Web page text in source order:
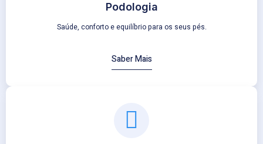
Podologia
Saúde, conforto e equilíbrio para os seus pés.
Saber Mais